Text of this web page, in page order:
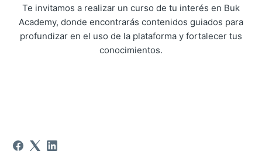
Te invitamos a realizar un curso de tu interés en Buk
Academy, donde encontrarás contenidos guiados para
profundizar en el uso de la plataforma y fortalecer tus
conocimientos.